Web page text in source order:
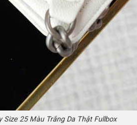
Size 25 Màu Trắng Da Thật Fullbox